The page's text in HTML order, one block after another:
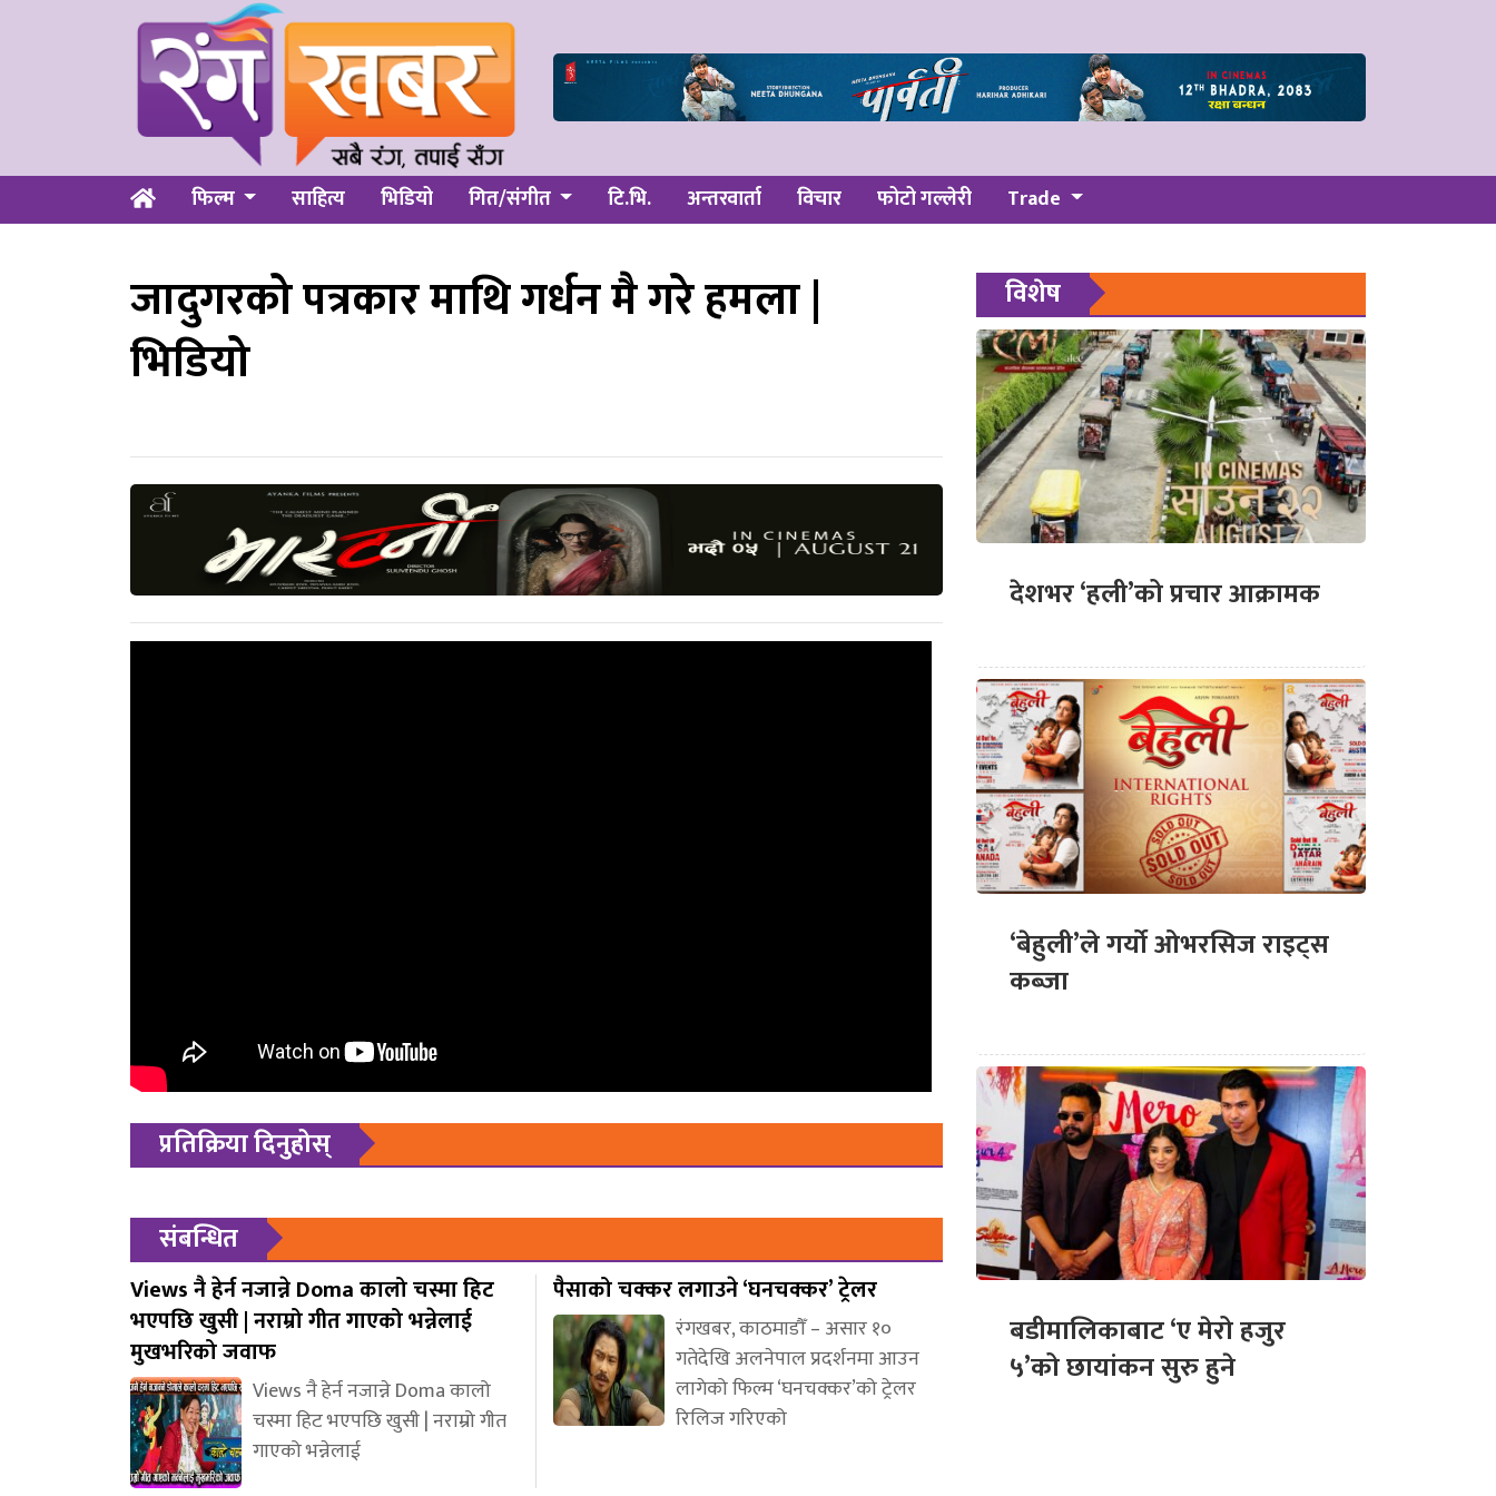
फिल्म साहित्य भिडियो गित/संगीत टि.भि. अन्तरवार्ता विचार फोटो गल्लेरी Trade
जादुगरको पत्रकार माथि गर्धन मै गरे हमला |
भिडियो
प्रतिक्रिया दिनुहोस्
संबन्धित
Views नै हेर्न नजान्ने Doma कालो चस्मा हिट
भएपछि खुसी | नराम्रो गीत गाएको भन्नेलाई
मुखभरिको जवाफ
Views नै हेर्न नजान्ने Doma कालो
चस्मा हिट भएपछि खुसी | नराम्रो गीत
गाएको भन्नेलाई
पैसाको चक्कर लगाउने ‘घनचक्कर’ ट्रेलर
रंगखबर, काठमाडौँ – असार १०
गतेदेखि अलनेपाल प्रदर्शनमा आउन
लागेको फिल्म ‘घनचक्कर’को ट्रेलर
रिलिज गरिएको
विशेष
देशभर ‘हली’को प्रचार आक्रामक
‘बेहुली’ले गर्यो ओभरसिज राइट्स
कब्जा
बडीमालिकाबाट ‘ए मेरो हजुर
५’को छायांकन सुरु हुने